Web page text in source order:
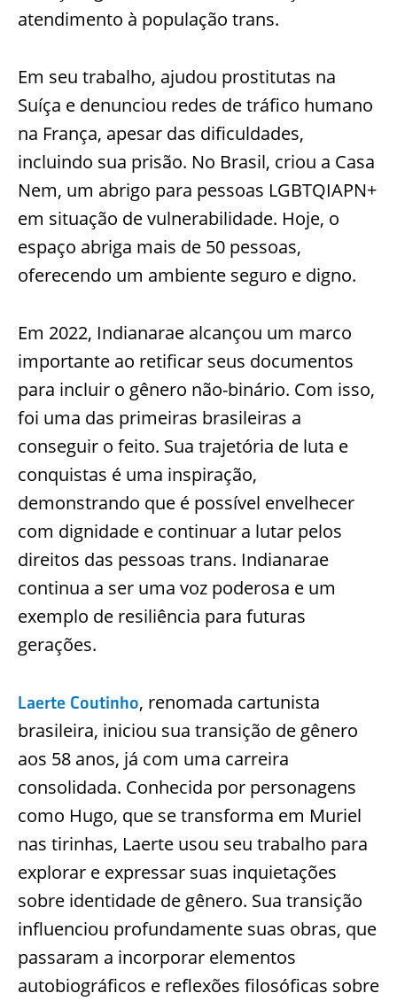
atendimento à população trans.
Em seu trabalho, ajudou prostitutas na
Suíça e denunciou redes de tráfico humano
na França, apesar das dificuldades,
incluindo sua prisão. No Brasil, criou a Casa
Nem, um abrigo para pessoas LGBTQIAPN+
em situação de vulnerabilidade. Hoje, o
espaço abriga mais de 50 pessoas,
oferecendo um ambiente seguro e digno.
Em 2022, Indianarae alcançou um marco
importante ao retificar seus documentos
para incluir o gênero não-binário. Com isso,
foi uma das primeiras brasileiras a
conseguir o feito. Sua trajetória de luta e
conquistas é uma inspiração,
demonstrando que é possível envelhecer
com dignidade e continuar a lutar pelos
direitos das pessoas trans. Indianarae
continua a ser uma voz poderosa e um
exemplo de resiliência para futuras
gerações.
Laerte Coutinho, renomada cartunista
brasileira, iniciou sua transição de gênero
aos 58 anos, já com uma carreira
consolidada. Conhecida por personagens
como Hugo, que se transforma em Muriel
nas tirinhas, Laerte usou seu trabalho para
explorar e expressar suas inquietações
sobre identidade de gênero. Sua transição
influenciou profundamente suas obras, que
passaram a incorporar elementos
autobiográficos e reflexões filosóficas sobre